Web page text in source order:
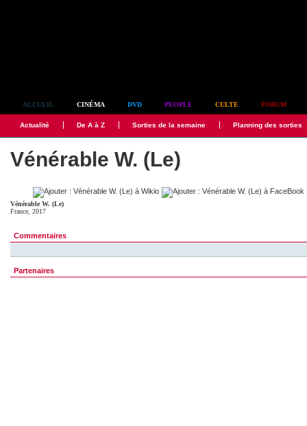
ACCUEIL CINÉMA DVD PEOPLE CULTE FORUM
Actualité De A à Z Sorties de la semaine Planning des sorties
Vénérable W. (Le)
Vénérable W. (Le)
France, 2017
Commentaires
Partenaires